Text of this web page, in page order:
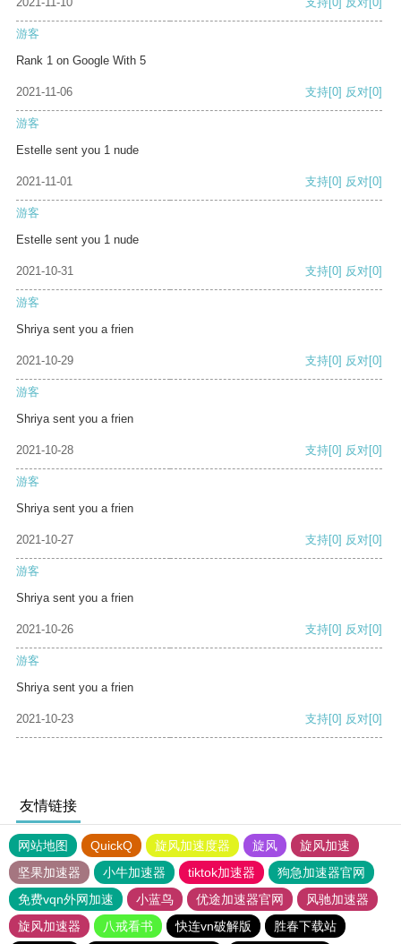
游客
Rank 1 on Google With 5
2021-11-06 支持[0] 反对[0]
游客
Estelle sent you 1 nude
2021-11-01 支持[0] 反对[0]
游客
Estelle sent you 1 nude
2021-10-31 支持[0] 反对[0]
游客
Shriya sent you a frien
2021-10-29 支持[0] 反对[0]
游客
Shriya sent you a frien
2021-10-28 支持[0] 反对[0]
游客
Shriya sent you a frien
2021-10-27 支持[0] 反对[0]
游客
Shriya sent you a frien
2021-10-26 支持[0] 反对[0]
游客
Shriya sent you a frien
2021-10-23 支持[0] 反对[0]
友情链接
网站地图 QuickQ 旋风加速度器 旋风
旋风加速
坚果加速器
小牛加速器 tiktok加速器
狗急加速器官网
免费vqn外网加速
小蓝鸟 优途加速器官网
风驰加速器
旋风加速器
八戒看书 快连vn破解版 胜春下载站